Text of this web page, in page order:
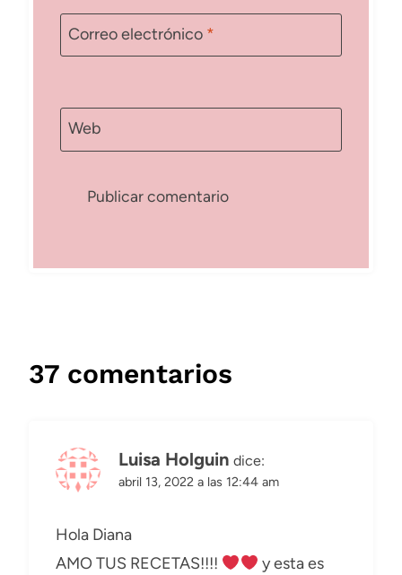
Correo electrónico *
Web
37 comentarios
Luisa Holguin dice:
abril 13, 2022 a las 12:44 am
Hola Diana
AMO TUS RECETAS!!!!
y esta es